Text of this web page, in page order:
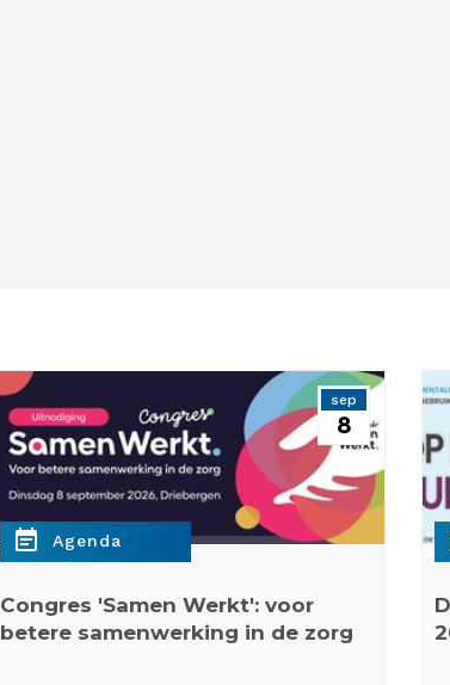
sep
8
event_note Agenda
Congres 'Samen Werkt': voor
betere samenwerking in de zorg